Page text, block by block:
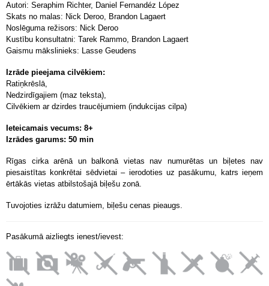
Autori: Seraphim Richter, Daniel Fernandéz López
Skats no malas: Nick Deroo, Brandon Lagaert
Noslēguma režisors: Nick Deroo
Kustību konsultatni: Tarek Rammo, Brandon Lagaert
Gaismu mākslinieks: Lasse Geudens
Izrāde pieejama cilvēkiem:
Ratiņkrēslā,
Nedzirdīgajiem (maz teksta),
Cilvēkiem ar dzirdes traucējumiem (indukcijas cilpa)
Ieteicamais vecums: 8+
Izrādes garums: 50 min
Rīgas cirka arēnā un balkonā vietas nav numurētas un biļetes nav
piesaistītas konkrētai sēdvietai – ierodoties uz pasākumu, katrs ieņem
ērtākās vietas atbilstošajā biļešu zonā.
Tuvojoties izrāžu datumiem, biļešu cenas pieaugs.
Pasākumā aizliegts ienest/ievest: